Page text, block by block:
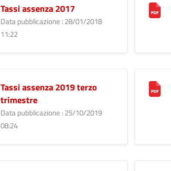
Tassi assenza 2017
Data pubblicazione : 28/01/2018
11:22
Tassi assenza 2019 terzo
trimestre
Data pubblicazione : 25/10/2019
08:24